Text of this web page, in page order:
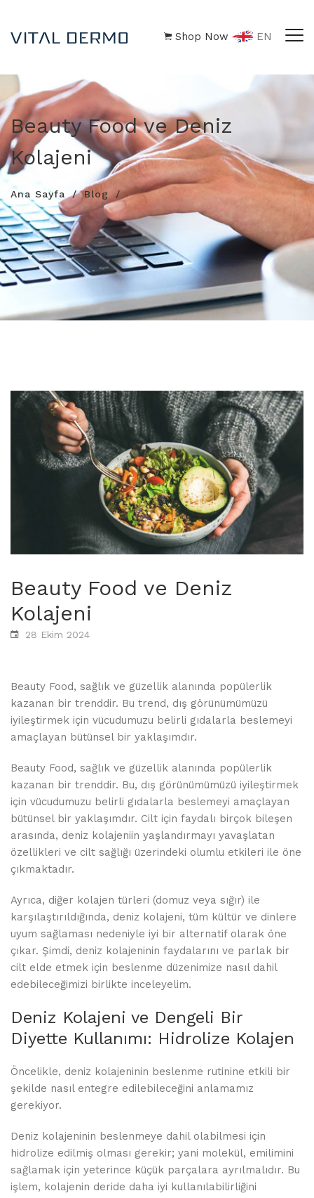
Shop Now EN
Beauty Food ve Deniz
Kolajeni
Ana Sayfa Blog
Beauty Food ve Deniz
Kolajeni
28 Ekim 2024
Beauty Food, sağlık ve güzellik alanında popülerlik
kazanan bir trenddir. Bu trend, dış görünümümüzü
iyileştirmek için vücudumuzu belirli gıdalarla beslemeyi
amaçlayan bütünsel bir yaklaşımdır.
Beauty Food, sağlık ve güzellik alanında popülerlik
kazanan bir trenddir. Bu, dış görünümümüzü iyileştirmek
için vücudumuzu belirli gıdalarla beslemeyi amaçlayan
bütünsel bir yaklaşımdır. Cilt için faydalı birçok bileşen
arasında, deniz kolajeniin yaşlandırmayı yavaşlatan
özellikleri ve cilt sağlığı üzerindeki olumlu etkileri ile öne
çıkmaktadır.
Ayrıca, diğer kolajen türleri (domuz veya sığır) ile
karşılaştırıldığında, deniz kolajeni, tüm kültür ve dinlere
uyum sağlaması nedeniyle iyi bir alternatif olarak öne
çıkar. Şimdi, deniz kolajeninin faydalarını ve parlak bir
cilt elde etmek için beslenme düzenimize nasıl dahil
edebileceğimizi birlikte inceleyelim.
Deniz Kolajeni ve Dengeli Bir
Diyette Kullanımı: Hidrolize Kolajen
Öncelikle, deniz kolajeninin beslenme rutinine etkili bir
şekilde nasıl entegre edilebileceğini anlamamız
gerekiyor.
Deniz kolajeninin beslenmeye dahil olabilmesi için
hidrolize edilmiş olması gerekir; yani molekül, emilimini
sağlamak için yeterince küçük parçalara ayrılmalıdır. Bu
işlem, kolajenin deride daha iyi kullanılabilirliğini